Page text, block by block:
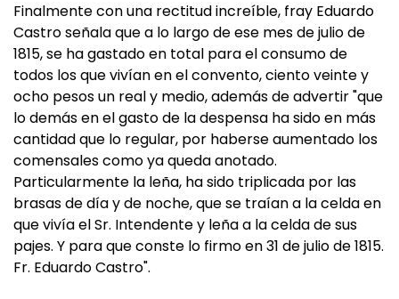
Finalmente con una rectitud increíble, fray Eduardo
Castro señala que a lo largo de ese mes de julio de
1815, se ha gastado en total para el consumo de
todos los que vivían en el convento, ciento veinte y
ocho pesos un real y medio, además de advertir"que
lo demás en el gasto de la despensa ha sido en más
cantidad que lo regular, por haberse aumentado los
comensales como ya queda anotado.
Particularmente la leña, ha sido triplicada por las
brasas de día y de noche, que se traían a la celda en
que vivía el Sr. Intendente y leña a la celda de sus
pajes. Y para que conste lo firmo en 31 de julio de 1815.
Fr. Eduardo Castro".